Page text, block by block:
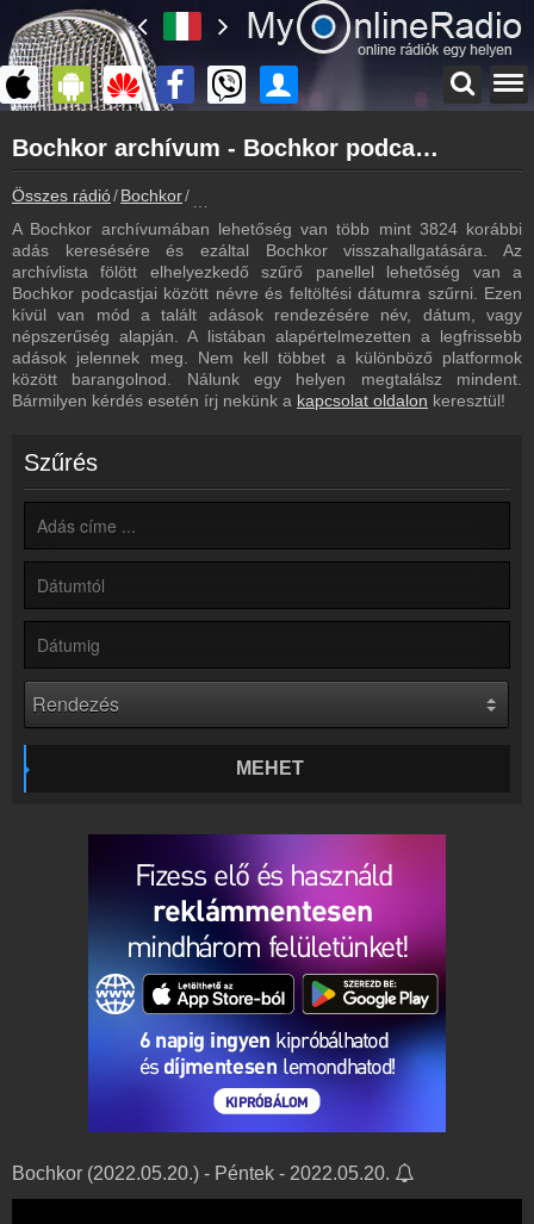
myonlineradio.hu
Bochkor
Vissza a Bochkor oldalára
Bejelentkezés
Hozz létre saját fiókot!
Most szól
Tudd meg mi szólt eddig
Frekvenciák
Bochkor frekvencia
Bochkor műsorai
Webkamera
Bochkor webkamera, élőkép
Hírek
Bochkor kapcsolatos hírek
Kapcsolat
Írj nekünk!
Partnerek
Rádiós partnerek
Rádió beágyazás
Ágyazd be weboldaladba
Bochkor archívum - Bochkor podcasts - Bochkor visszahallgatás
Összes rádió Bochkor
A Bochkor archívumában lehetőség van több mint 3824 korábbi
adás keresésére és ezáltal Bochkor visszahallgatására. Az
archívlista fölött elhelyezkedő szűrő panellel lehetőség van a
Bochkor podcastjai között névre és feltöltési dátumra szűrni. Ezen
kívül van mód a talált adások rendezésére név, dátum, vagy
népszerűség alapján. A listában alapértelmezetten a legfrissebb
adások jelennek meg. Nem kell többet a különböző platformok
között barangolnod. Nálunk egy helyen megtalálsz mindent.
Bármilyen kérdés esetén írj nekünk a kapcsolat oldalon keresztül!
Szűrés
MEHET
Bochkor (2022.05.20.) - Péntek - 2022.05.20.